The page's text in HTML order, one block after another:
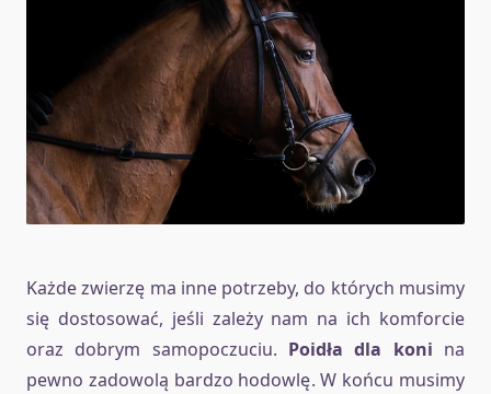
Każde zwierzę ma inne potrzeby, do których musimy
się dostosować, jeśli zależy nam na ich komforcie
oraz dobrym samopoczuciu. Poidła dla koni na
pewno zadowolą bardzo hodowlę. W końcu musimy